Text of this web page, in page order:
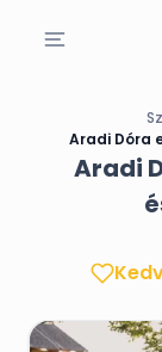
Aradi Dóra
Aradi